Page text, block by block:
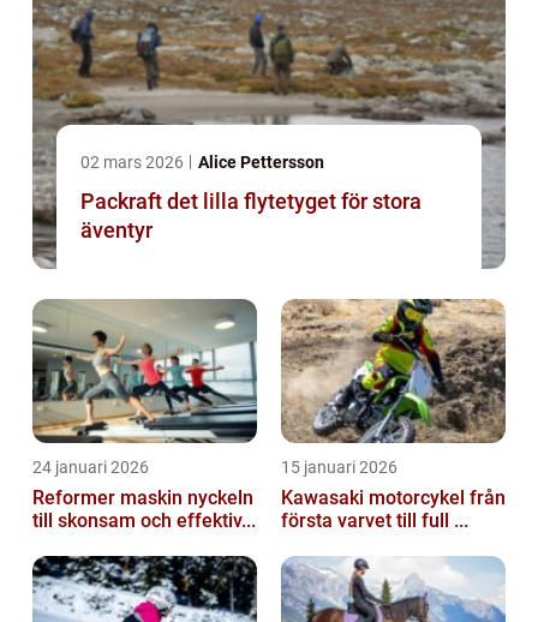
02 mars 2026 Alice Pettersson
Packraft det lilla flytetyget för stora
äventyr
24 januari 2026
Reformer maskin nyckeln
till skonsam och effektiv...
15 januari 2026
Kawasaki motorcykel från
första varvet till full ...